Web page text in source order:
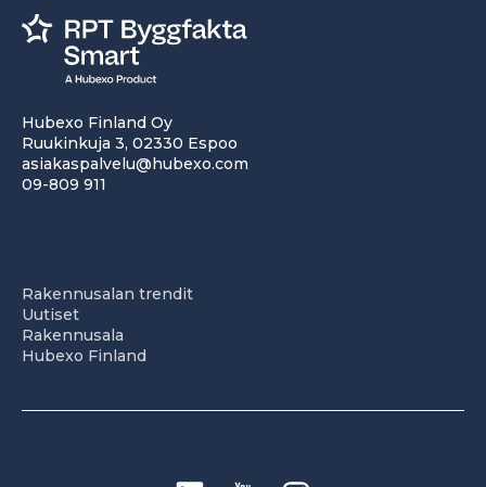
Hubexo Finland Oy
Ruukinkuja 3, 02330 Espoo
asiakaspalvelu@hubexo.com
09-809 911
Rakennusalan trendit
Uutiset
Rakennusala
Hubexo Finland